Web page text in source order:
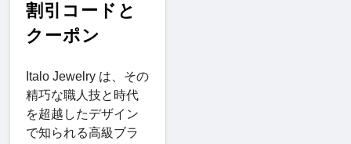
割引コードと
クーポン
Italo Jewelry は、その
精巧な職人技と時代
を超越したデザイン
で知られる高級ブラ